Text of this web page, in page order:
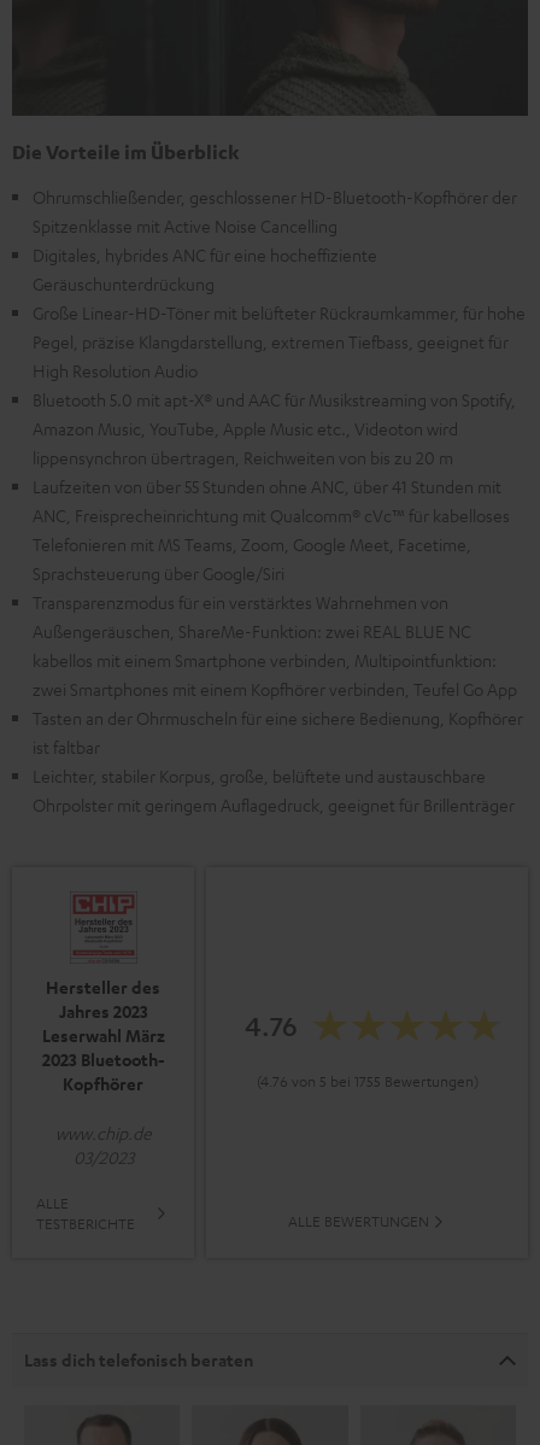
Die Vorteile im Überblick
Ohrumschließender, geschlossener HD-Bluetooth-Kopfhörer der
Spitzenklasse mit Active Noise Cancelling
Digitales, hybrides ANC für eine hocheffiziente
Geräuschunterdrückung
Große Linear-HD-Töner mit belüfteter Rückraumkammer, für hohe
Pegel, präzise Klangdarstellung, extremen Tiefbass, geeignet für
High Resolution Audio
Bluetooth 5.0 mit apt-X® und AAC für Musikstreaming von Spotify,
Amazon Music, YouTube, Apple Music etc., Videoton wird
lippensynchron übertragen, Reichweiten von bis zu 20 m
Laufzeiten von über 55 Stunden ohne ANC, über 41 Stunden mit
ANC, Freisprecheinrichtung mit Qualcomm® cVc™ für kabelloses
Telefonieren mit MS Teams, Zoom, Google Meet, Facetime,
Sprachsteuerung über Google/Siri
Transparenzmodus für ein verstärktes Wahrnehmen von
Außengeräuschen, ShareMe-Funktion: zwei REAL BLUE NC
kabellos mit einem Smartphone verbinden, Multipointfunktion:
zwei Smartphones mit einem Kopfhörer verbinden, Teufel Go App
Tasten an der Ohrmuscheln für eine sichere Bedienung, Kopfhörer
ist faltbar
Leichter, stabiler Korpus, große, belüftete und austauschbare
Ohrpolster mit geringem Auflagedruck, geeignet für Brillenträger
Hersteller des
Jahres 2023
Leserwahl März
2023 Bluetooth-
Kopfhörer
www.chip.de
03/2023
ALLE
TESTBERICHTE
4.76
(4.76 von 5 bei 1755 Bewertungen)
ALLE BEWERTUNGEN
Lass dich telefonisch beraten